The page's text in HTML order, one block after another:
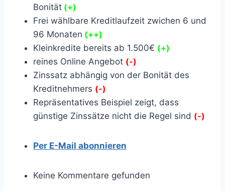
Bonität (+)
Frei wählbare Kreditlaufzeit zwichen 6 und
96 Monaten (++)
Kleinkredite bereits ab 1.500€ (+)
reines Online Angebot (-)
Zinssatz abhängig von der Bonität des
Kreditnehmers (-)
Repräsentatives Beispiel zeigt, dass
günstige Zinssätze nicht die Regel sind (-)
Per E-Mail abonnieren
Keine Kommentare gefunden